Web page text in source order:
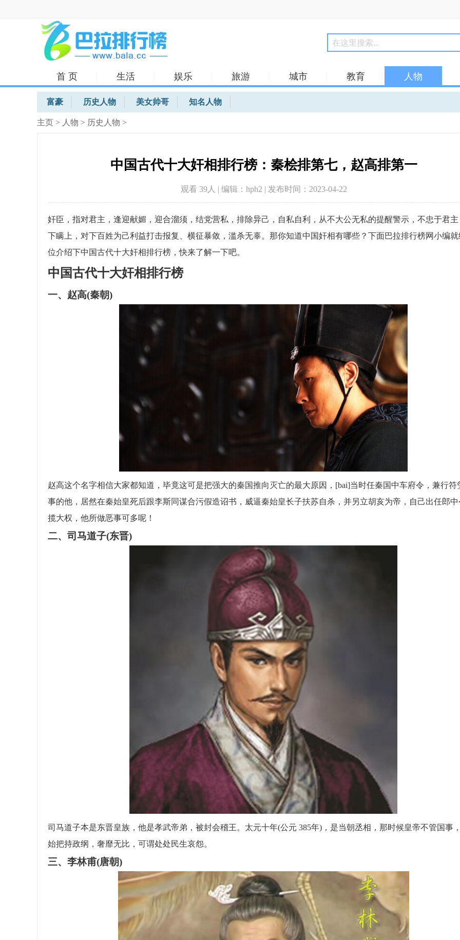
首 页 生活 娱乐 旅游 城市 教育
人物
体育
富豪 历史人物 美女帅哥 知名人物
主页 > 人物 > 历史人物 >
中国古代十大奸相排行榜：秦桧排第七，赵高排第一
观看 39 人 | 编辑：hph2 | 发布时间：2023-04-22
奸臣，指对君主，逢迎献媚，迎合溜须，结党营私，排除异己，自私自利，从不大公无私的提醒警示，不忠于君
下瞒上，对下百姓为己利益打击报复、横征暴敛，滥杀无辜。那你知道中国奸相有哪些？下面巴拉排行榜网小编
位介绍下中国古代十大奸相排行榜，快来了解一下吧。
中国古代十大奸相排行榜
一、赵高(秦朝)
赵高这个名字相信大家都知道，毕竟这可是把强大的秦国推向灭亡的最大原因，[bai]当时任秦国中车府令，兼行符
事的他，居然在秦始皇死后跟李斯同谋合污假造诏书，威逼秦始皇长子扶苏自杀，并另立胡亥为帝，自己出任郎
揽大权，他所做恶事可多呢！
二、司马道子(东晋)
司马道子本是东晋皇族，他是孝武帝弟，被封会稽王。太元十年(公元 385年)，是当朝丞相，那时候皇帝不管国事
始把持政纲，奢靡无比，可谓处处民生哀怨。
三、李林甫(唐朝)